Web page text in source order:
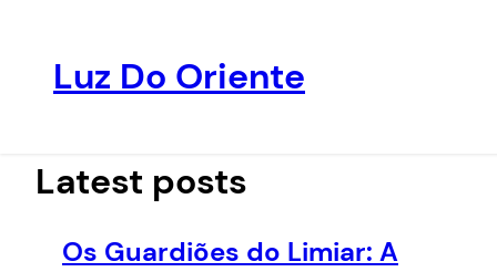
conteúdo
Luz Do Oriente
Latest posts
Os Guardiões do Limiar: A